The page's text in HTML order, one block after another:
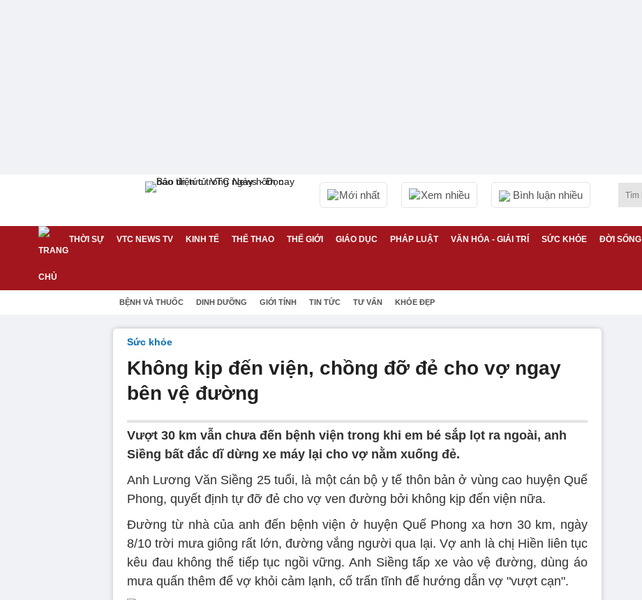
Mới nhất Xem nhiều Bình luận nhiều
THỜI SỰ VTC NEWS TV KINH TẾ THỂ THAO THẾ GIỚI GIÁO DỤC PHÁP LUẬT VĂN HÓA - GIẢI TRÍ SỨC KHỎE ĐỜI SỐNG
BỆNH VÀ THUỐC DINH DƯỠNG GIỚI TÍNH TIN TỨC TƯ VẤN KHỎE ĐẸP
Sức khỏe
Không kịp đến viện, chồng đỡ đẻ cho vợ ngay
bên vệ đường
Vượt 30 km vẫn chưa đến bệnh viện trong khi em bé sắp lọt ra ngoài, anh
Siềng bất đắc dĩ dừng xe máy lại cho vợ nằm xuống đẻ.
Anh Lương Văn Siềng 25 tuổi, là một cán bộ y tế thôn bản ở vùng cao huyện Quế
Phong, quyết định tự đỡ đẻ cho vợ ven đường bởi không kịp đến viện nữa.
Đường từ nhà của anh đến bệnh viện ở huyện Quế Phong xa hơn 30 km, ngày
8/10 trời mưa giông rất lớn, đường vắng người qua lại. Vợ anh là chị Hiền liên tục
kêu đau không thể tiếp tục ngồi vững. Anh Siềng tấp xe vào vệ đường, dùng áo
mưa quấn thêm để vợ khỏi cảm lạnh, cố trấn tĩnh để hướng dẫn vợ "vượt cạn".